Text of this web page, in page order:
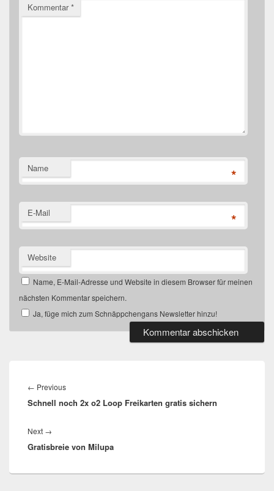
Kommentar*
Name *
E-Mail *
Website
Name, E-Mail-Adresse und Website in diesem Browser für meinen
nächsten Kommentar speichern.
Ja, füge mich zum Schnäppchengans Newsletter hinzu!
← PreviousPrevious
post:
Schnell noch 2x o2 Loop Freikarten gratis sichern
Next →
post:
Gratisbreie von Milupa